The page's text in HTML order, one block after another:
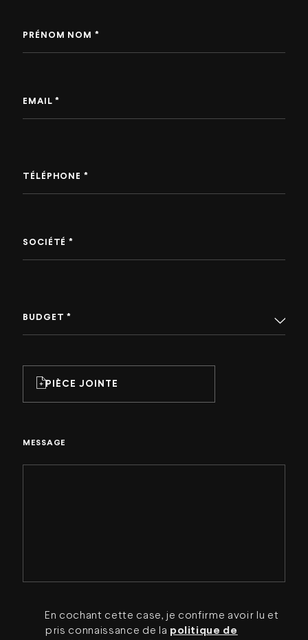
PRÉNOM NOM *
EMAIL *
TÉLÉPHONE *
SOCIÉTÉ *
BUDGET *
PIÈCE JOINTE
MESSAGE
En cochant cette case, je confirme avoir lu et
pris connaissance de la politique de